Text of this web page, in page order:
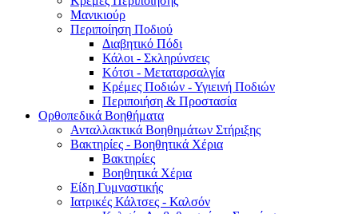
Μανικιούρ
Περιποίηση Ποδιού
Διαβητικό Πόδι
Κάλοι - Σκληρύνσεις
Κότσι - Μεταταρσαλγία
Κρέμες Ποδιών - Υγιεινή Ποδιών
Περιποιήση & Προστασία
Ορθοπεδικά Βοηθήματα
Ανταλλακτικά Βοηθημάτων Στήριξης
Βακτηρίες - Βοηθητικά Χέρια
Βακτηρίες
Βοηθητικά Χέρια
Είδη Γυμναστικής
Ιατρικές Κάλτσες - Καλσόν